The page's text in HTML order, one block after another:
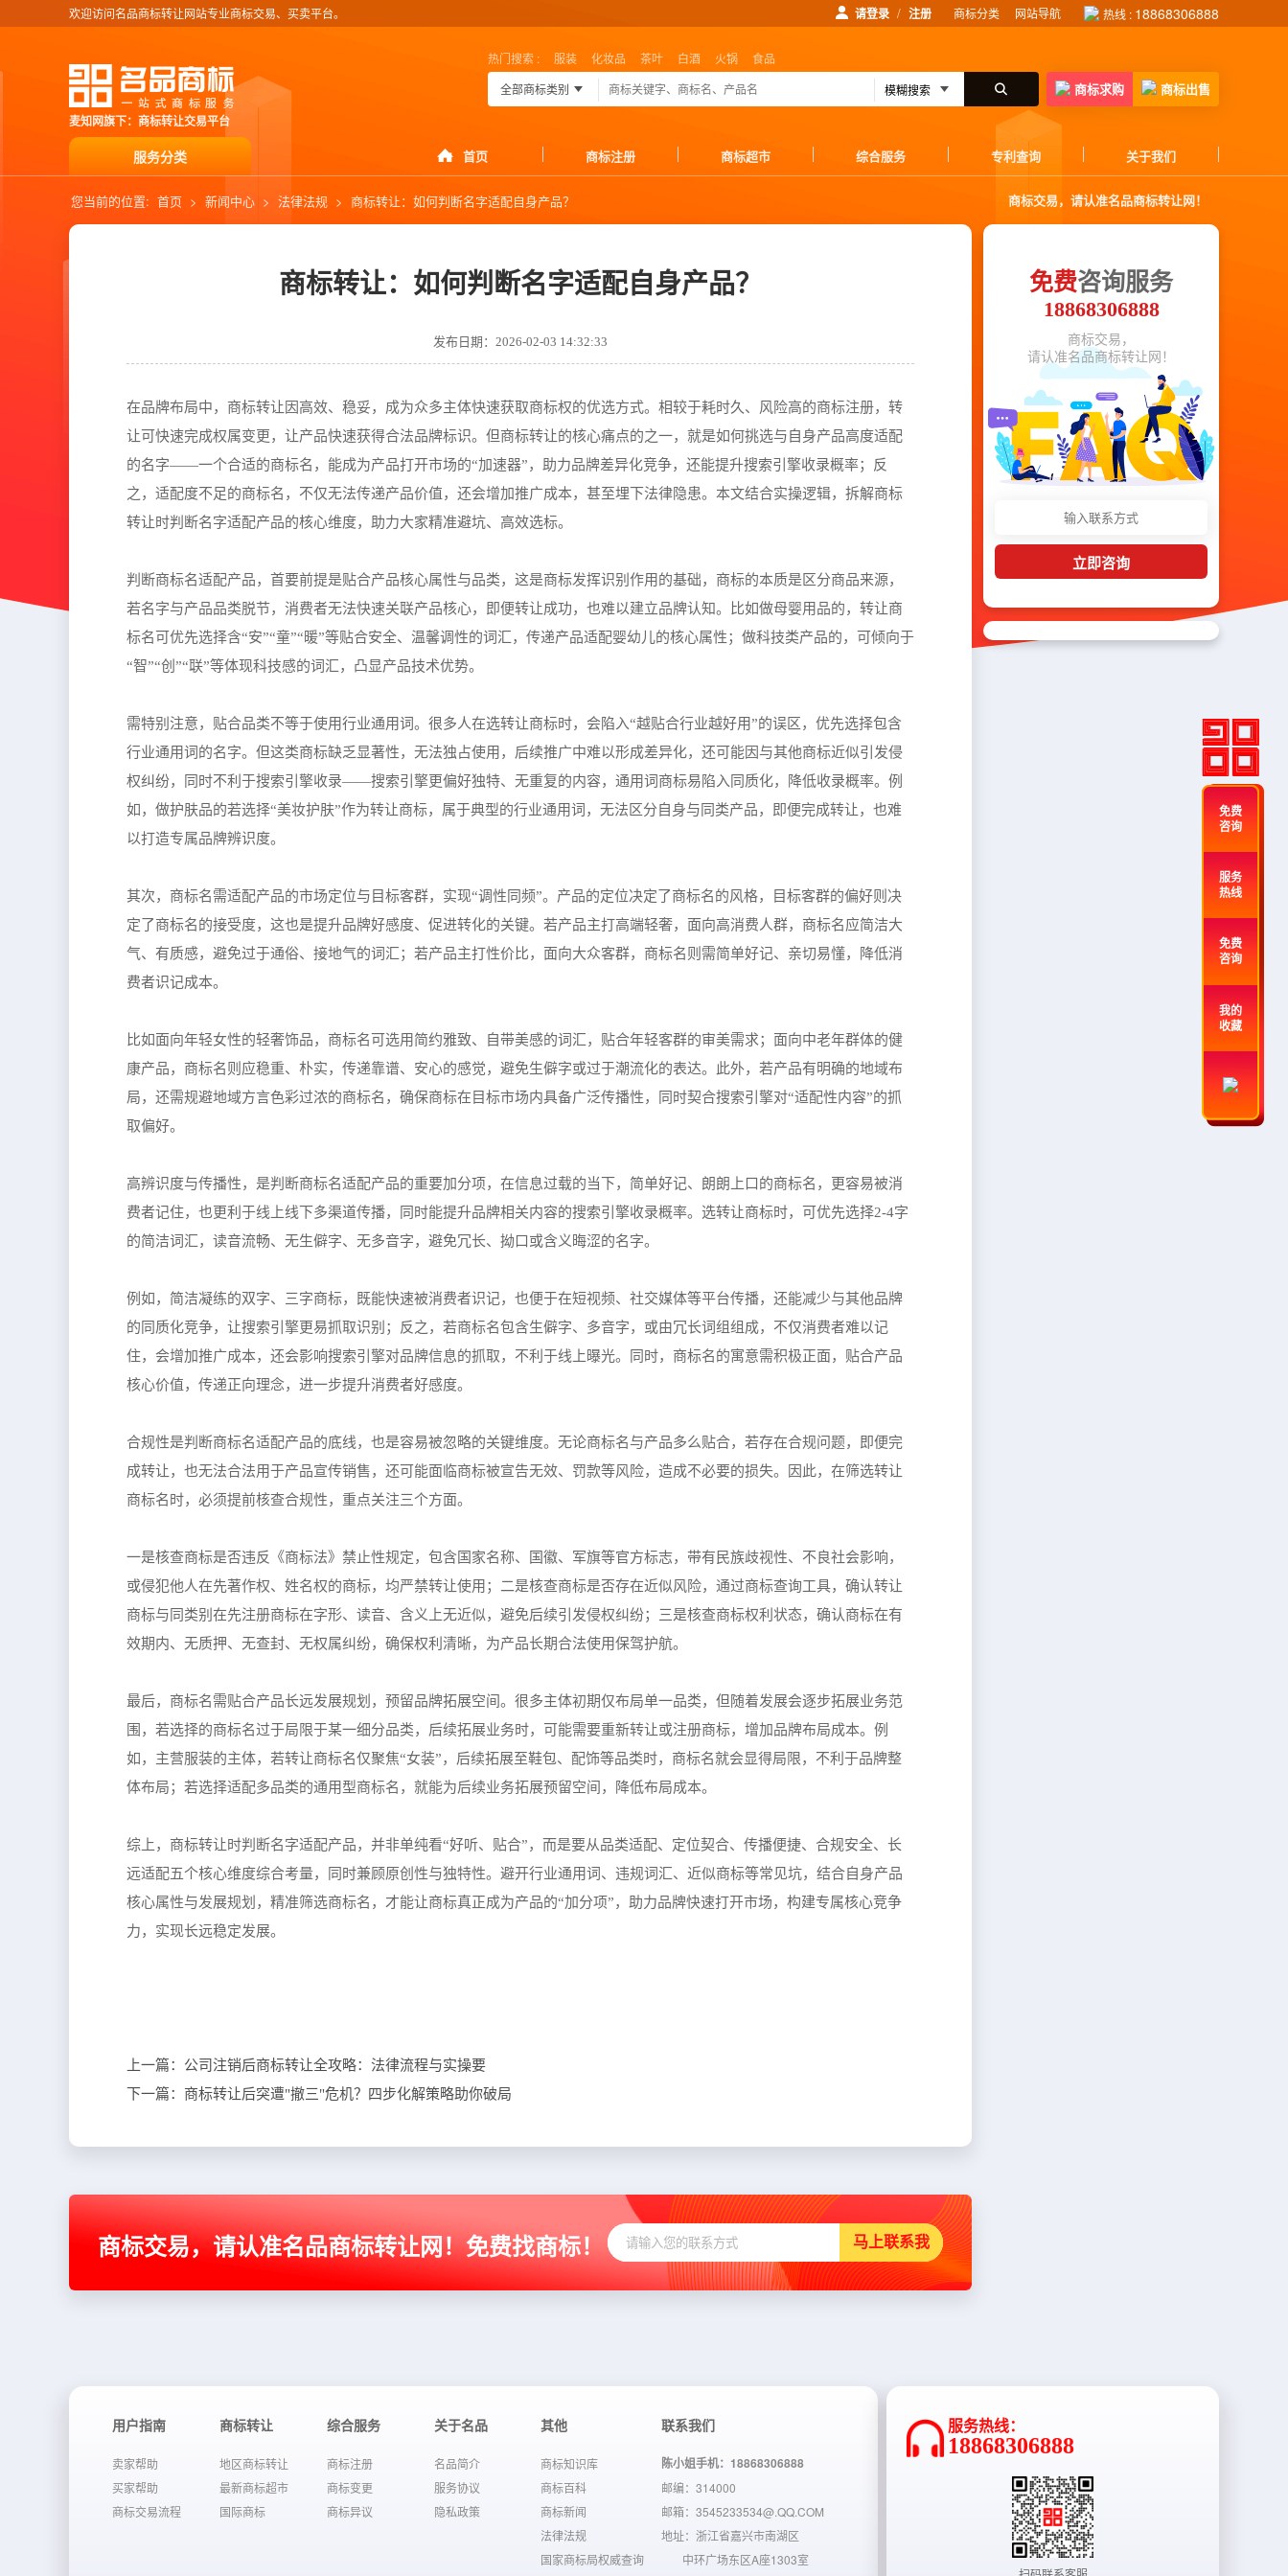
欢迎访问名品商标转让网站专业商标交易、买卖平台。 请登录 / 注册 商标分类 网站导航 热线 : 18868306888
麦知网旗下：商标转让交易平台
热门搜索 : 服装 化妆品 茶叶 白酒 火锅
食品
全部商标类别
商标求购 商标出售
服务分类 首页 商标注册 商标超市 综合服务 专利查询 关于我们
您当前的位置: 首页 > 新闻中心 > 法律法规 > 商标转让：如何判断名字适配自身产品？ 商标交易，请认准名品商标转让网！
商标转让：如何判断名字适配自身产品？
发布日期：2026-02-03 14:32:33
在品牌布局中，商标转让因高效、稳妥，成为众多主体快速获取商标权的优选方式。相较于耗时久、风险高的商标注册，转
让可快速完成权属变更，让产品快速获得合法品牌标识。但商标转让的核心痛点的之一，就是如何挑选与自身产品高度适配
的名字——一个合适的商标名，能成为产品打开市场的“加速器”，助力品牌差异化竞争，还能提升搜索引擎收录概率；反
之，适配度不足的商标名，不仅无法传递产品价值，还会增加推广成本，甚至埋下法律隐患。本文结合实操逻辑，拆解商标
转让时判断名字适配产品的核心维度，助力大家精准避坑、高效选标。
判断商标名适配产品，首要前提是贴合产品核心属性与品类，这是商标发挥识别作用的基础，商标的本质是区分商品来源，
若名字与产品品类脱节，消费者无法快速关联产品核心，即便转让成功，也难以建立品牌认知。比如做母婴用品的，转让商
标名可优先选择含“安”“童”“暖”等贴合安全、温馨调性的词汇，传递产品适配婴幼儿的核心属性；做科技类产品的，可倾向于
“智”“创”“联”等体现科技感的词汇，凸显产品技术优势。
需特别注意，贴合品类不等于使用行业通用词。很多人在选转让商标时，会陷入“越贴合行业越好用”的误区，优先选择包含
行业通用词的名字。但这类商标缺乏显著性，无法独占使用，后续推广中难以形成差异化，还可能因与其他商标近似引发侵
权纠纷，同时不利于搜索引擎收录——搜索引擎更偏好独特、无重复的内容，通用词商标易陷入同质化，降低收录概率。例
如，做护肤品的若选择“美妆护肤”作为转让商标，属于典型的行业通用词，无法区分自身与同类产品，即便完成转让，也难
以打造专属品牌辨识度。
其次，商标名需适配产品的市场定位与目标客群，实现“调性同频”。产品的定位决定了商标名的风格，目标客群的偏好则决
定了商标名的接受度，这也是提升品牌好感度、促进转化的关键。若产品主打高端轻奢，面向高消费人群，商标名应简洁大
气、有质感，避免过于通俗、接地气的词汇；若产品主打性价比，面向大众客群，商标名则需简单好记、亲切易懂，降低消
费者识记成本。
比如面向年轻女性的轻奢饰品，商标名可选用简约雅致、自带美感的词汇，贴合年轻客群的审美需求；面向中老年群体的健
康产品，商标名则应稳重、朴实，传递靠谱、安心的感觉，避免生僻字或过于潮流化的表达。此外，若产品有明确的地域布
局，还需规避地域方言色彩过浓的商标名，确保商标在目标市场内具备广泛传播性，同时契合搜索引擎对“适配性内容”的抓
取偏好。
高辨识度与传播性，是判断商标名适配产品的重要加分项，在信息过载的当下，简单好记、朗朗上口的商标名，更容易被消
费者记住，也更利于线上线下多渠道传播，同时能提升品牌相关内容的搜索引擎收录概率。选转让商标时，可优先选择2-4字
的简洁词汇，读音流畅、无生僻字、无多音字，避免冗长、拗口或含义晦涩的名字。
例如，简洁凝练的双字、三字商标，既能快速被消费者识记，也便于在短视频、社交媒体等平台传播，还能减少与其他品牌
的同质化竞争，让搜索引擎更易抓取识别；反之，若商标名包含生僻字、多音字，或由冗长词组组成，不仅消费者难以记
住，会增加推广成本，还会影响搜索引擎对品牌信息的抓取，不利于线上曝光。同时，商标名的寓意需积极正面，贴合产品
核心价值，传递正向理念，进一步提升消费者好感度。
合规性是判断商标名适配产品的底线，也是容易被忽略的关键维度。无论商标名与产品多么贴合，若存在合规问题，即便完
成转让，也无法合法用于产品宣传销售，还可能面临商标被宣告无效、罚款等风险，造成不必要的损失。因此，在筛选转让
商标名时，必须提前核查合规性，重点关注三个方面。
一是核查商标是否违反《商标法》禁止性规定，包含国家名称、国徽、军旗等官方标志，带有民族歧视性、不良社会影响，
或侵犯他人在先著作权、姓名权的商标，均严禁转让使用；二是核查商标是否存在近似风险，通过商标查询工具，确认转让
商标与同类别在先注册商标在字形、读音、含义上无近似，避免后续引发侵权纠纷；三是核查商标权利状态，确认商标在有
效期内、无质押、无查封、无权属纠纷，确保权利清晰，为产品长期合法使用保驾护航。
最后，商标名需贴合产品长远发展规划，预留品牌拓展空间。很多主体初期仅布局单一品类，但随着发展会逐步拓展业务范
围，若选择的商标名过于局限于某一细分品类，后续拓展业务时，可能需要重新转让或注册商标，增加品牌布局成本。例
如，主营服装的主体，若转让商标名仅聚焦“女装”，后续拓展至鞋包、配饰等品类时，商标名就会显得局限，不利于品牌整
体布局；若选择适配多品类的通用型商标名，就能为后续业务拓展预留空间，降低布局成本。
综上，商标转让时判断名字适配产品，并非单纯看“好听、贴合”，而是要从品类适配、定位契合、传播便捷、合规安全、长
远适配五个核心维度综合考量，同时兼顾原创性与独特性。避开行业通用词、违规词汇、近似商标等常见坑，结合自身产品
核心属性与发展规划，精准筛选商标名，才能让商标真正成为产品的“加分项”，助力品牌快速打开市场，构建专属核心竞争
力，实现长远稳定发展。
上一篇： 公司注销后商标转让全攻略：法律流程与实操要
下一篇： 商标转让后突遭"撤三"危机？四步化解策略助你破局
商标交易，请认准名品商标转让网！免费找商标！ 马上联系我
免费咨询服务
18868306888
商标交易，
请认准名品商标转让网！
立即咨询
用户指南
卖家帮助
买家帮助
商标交易流程
商标转让
地区商标转让
最新商标超市
国际商标
综合服务
商标注册
商标变更
商标异议
关于名品
名品简介
服务协议
隐私政策
其他
商标知识库
商标百科
商标新闻
法律法规
国家商标局权威查询
联系我们
陈小姐手机：18868306888
邮编：314000
邮箱：3545233534@.QQ.COM
地址：浙江省嘉兴市南湖区
中环广场东区A座1303室
服务热线：
18868306888
免费
咨询
服务
热线
免费
咨询
我的
收藏